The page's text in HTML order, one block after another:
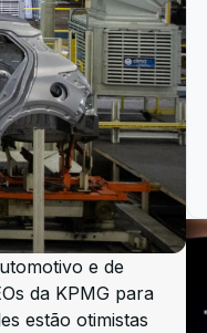
e de
da KPMG para
estão otimistas